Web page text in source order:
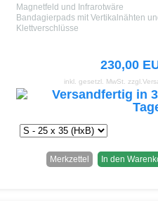
Magnetfeld und Infrarotwäre
Bandagierpads mit Vertikalnähten
Klettverschlüsse
230,00
inkl. gesetzl. MwSt.
In den
Merkzettel